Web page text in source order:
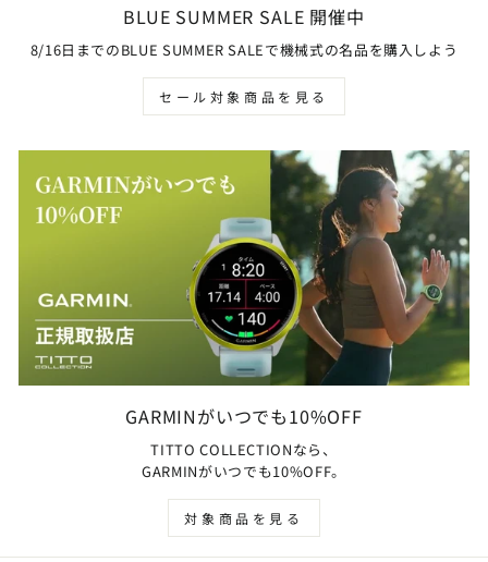
BLUE SUMMER SALE 開催中
8/16日までのBLUE SUMMER SALEで機械式の名品を購入しよう
セール対象商品を見る
GARMINがいつでも10%OFF
TITTO COLLECTIONなら、
GARMINがいつでも10%OFF。
対象商品を見る